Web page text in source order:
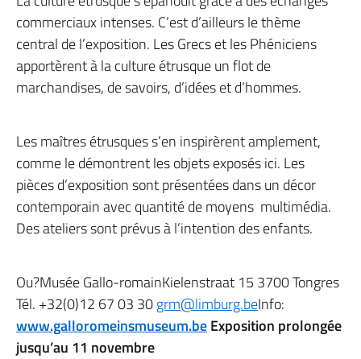
commerciaux intenses. C’est d’ailleurs le thème
central de l’exposition. Les Grecs et les Phéniciens
apportèrent à la culture étrusque un flot de
marchandises, de savoirs, d’idées et d’hommes.
Les maîtres étrusques s’en inspirèrent amplement,
comme le démontrent les objets exposés ici. Les
pièces d’exposition sont présentées dans un décor
contemporain avec quantité de moyens multimédia.
Des ateliers sont prévus à l’intention des enfants.
Ou?Musée Gallo-romainKielenstraat 15 3700 Tongres
Tél. +32(0)12 67 03 30grm@limburg.beInfo:
www.galloromeinsmuseum.beExposition prolongée
jusqu’au 11 novembre